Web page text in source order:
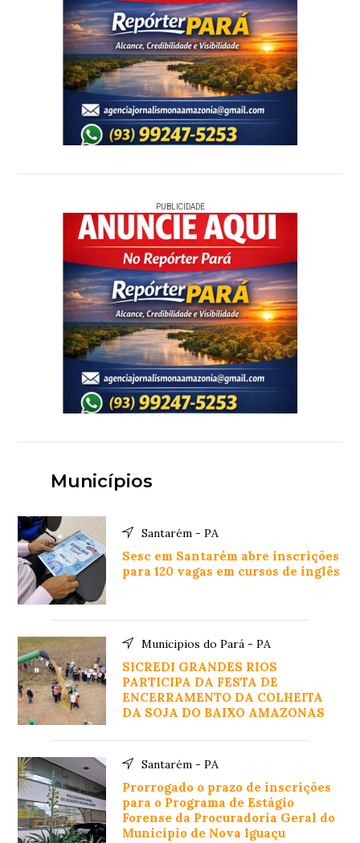
PUBLICIDADE
Municípios
Santarém - PA
Sesc em Santarém abre inscrições
para 120 vagas em cursos de inglês
Municipios do Pará - PA
SICREDI GRANDES RIOS
PARTICIPA DA FESTA DE
ENCERRAMENTO DA COLHEITA
DA SOJA DO BAIXO AMAZONAS
Santarém - PA
Prorrogado o prazo de inscrições
para o Programa de Estágio
Forense da Procuradoria Geral do
Município de Nova Iguaçu